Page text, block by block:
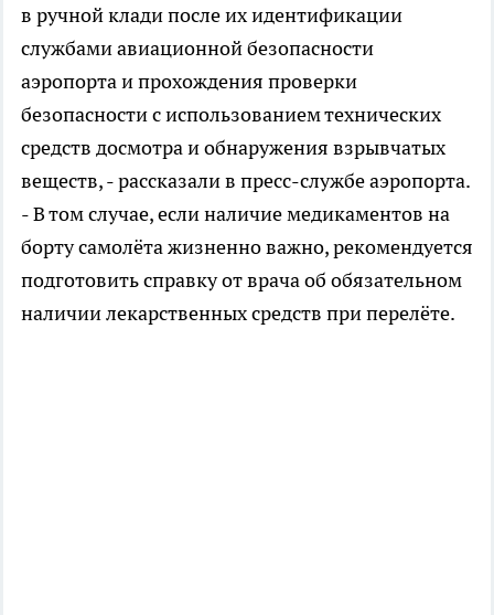
в ручной клади после их идентификации
службами авиационной безопасности
аэропорта и прохождения проверки
безопасности с использованием технических
средств досмотра и обнаружения взрывчатых
веществ, - рассказали в пресс-службе аэропорта.
- В том случае, если наличие медикаментов на
борту самолёта жизненно важно, рекомендуется
подготовить справку от врача об обязательном
наличии лекарственных средств при перелёте.